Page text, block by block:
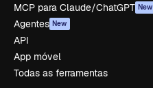
MCP para Claude/ChatGPT New
Agentes New
API
App móvel
Todas as ferramentas